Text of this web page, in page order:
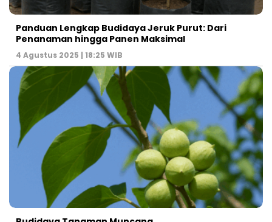
Panduan Lengkap Budidaya Jeruk Purut: Dari
Penanaman hingga Panen Maksimal
4 Agustus 2025 | 18:25 WIB